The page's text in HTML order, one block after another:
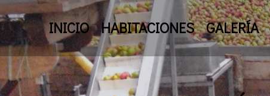
INICIO HABITACIONES GALERÍA